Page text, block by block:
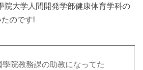
院大学人間開発学部健康体育学科の
のです!
學院教務課の助教になってた